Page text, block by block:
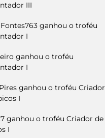
III
ganhou o troféu
I
ganhou o troféu
I
ganhou o troféu Criador
I
ganhou o troféu Criador de
I